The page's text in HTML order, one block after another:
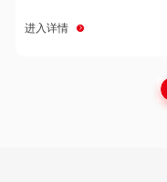
进入详情